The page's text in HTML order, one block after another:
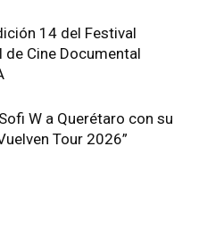
14 del Festival
de Cine Documental
W a Querétaro con su
Tour 2026”